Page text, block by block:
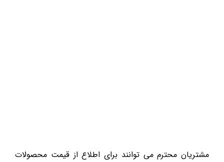
مشتریان محترم می توانند برای اطلاع از قیمت محصولات